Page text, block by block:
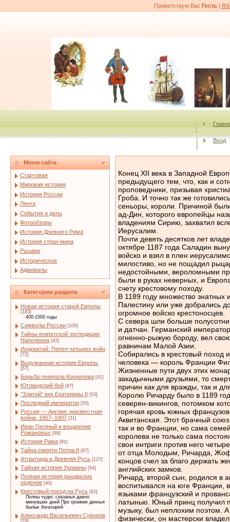
Приветствую Вас Гость |
Вход
Меню сайта
Стартовая
Мировая история
История России
Лента
События и даты
Фотообзоры
История Древнего Рима
История стран мира
Рыцари
Историческое
Адмиралы
Категории раздела
Новая история старой Европы
[183]
400-1500 годы
Символы России [100]
Тайны египетской экспедиции
Наполеона [42]
Индокитай: Пепел четырех войн
[72]
Выдуманная история Европы
[67]
Борьба генерала Корнилова [41]
Ютландский бой [87]
“Златой” век Екатерины II [53]
Последний император [55]
Россия — Англия: неизвестная
война, 1857–1907 [31]
Иван Грозный и воцарение
Романовых [89]
История Рима [81]
Тайна смерти Петра II [67]
Атлантида и Древняя Русь [127]
Тайная история Украины [54]
Полная история рыцарских
орденов [40]
Крестовый поход на Русь [62]
Полны чудес сказанья давно
минувших дней Про громкие деянья
былых богатырей
Александр Васильевич Суворов
[29]
Конец XII века в Западной
предыдущего тем, что, как и
проповедники, призывая
Гроба. И точно так же
сеньоры, короли. Причиной
ад-Дин, которого европейцы
владениям Сирию, захватил
Иерусалим.
Почти девять десятков лет
октябре 1187 года Саладин
войско и взял в плен
милостиво, но не пощадил
недостойными, вероломными
были в руках неверных, и
счету крестовому походу.
В 1189 году множество знатных
Палестину или уже добрались
огромное войско крестоносцев.
С севера шли больше
и датчан. Германский
огненно-рыжую бороду, вел
равнинам Малой Азии.
Собирались в крестовый поход
человека — король Франции
Жизненные пути двух этих
закадычными друзьями, то
причин как для вражды, так и
Королю Ричарду было в 1189
северян-викингов, потомком
горячая кровь южных
Аквитанская. Этот брачный
так и во Франции, но сама
королева не только сама
свои интриги против него
от отца Молодым, Ричарда,
концов счел за благо держать
английских замков.
Ричард, второй сын, родился в
воспитывался на юге Франции,
языками французский и
латынью. Юный принц получил
музыку, был неплохим поэтом.
физически, он мастерски